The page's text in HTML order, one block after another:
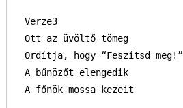
Verze3
Ott az üvöltő tömeg
Ordítja, hogy “Feszítsd meg!”
A bűnözőt elengedik
A főnök mossa kezeit